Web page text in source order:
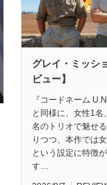
グレイ・ミッシ
ビュー】
『コードネーム
と同様に、女性1名
名のトリオで魅せ
りつつ、本作では
という設定に特徴
す…